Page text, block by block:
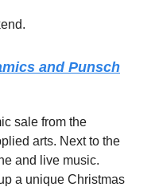
and Punsch
sale from the
arts. Next to the
and live music.
a unique Christmas